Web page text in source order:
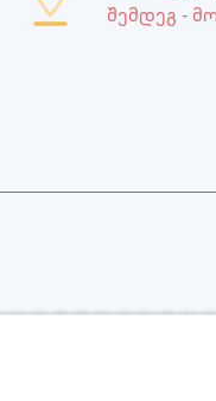
შემდეგ -